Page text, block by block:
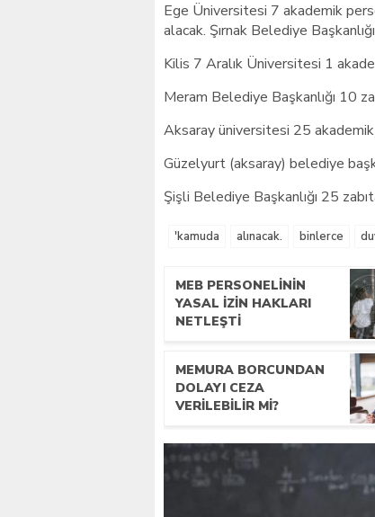
Ege Üniversitesi 7 akademik
alacak. Şırnak Belediye
Kilis 7 Aralık Üniversitesi 1
Meram Belediye Başkanlığı 10
Aksaray üniversitesi 25
Güzelyurt (aksaray) belediye
Şişli Belediye Başkanlığı 25
'kamuda alınacak. binlerce
MEB PERSONELININ
YASAL İZIN HAKLARI
NETLEŞTI
MEMURA BORCUNDAN
DOLAYI CEZA
VERILEBILIR MI?